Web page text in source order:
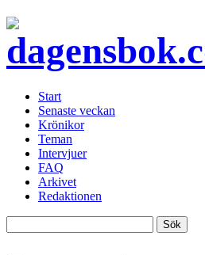
Start
Senaste veckan
Krönikor
Teman
Intervjuer
FAQ
Arkivet
Redaktionen